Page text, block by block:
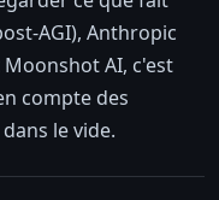
AGI), Anthropic
Moonshot AI, c'est
compte des
le vide.